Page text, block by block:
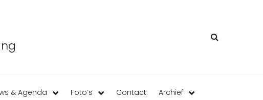
& Agenda Foto’s Contact Archief